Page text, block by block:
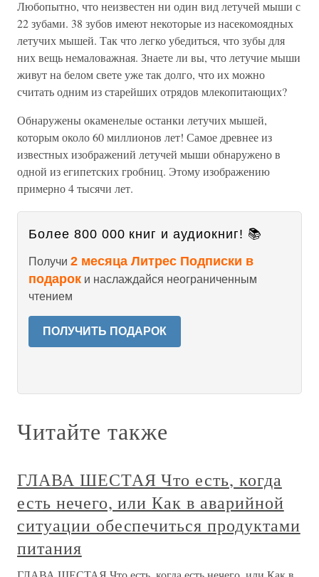
Любопытно, что неизвестен ни один вид летучей мыши с
22 зубами. 38 зубов имеют некоторые из насекомоядных
летучих мышей. Так что легко убедиться, что зубы для
них вещь немаловажная. Знаете ли вы, что летучие мыши
живут на белом свете уже так долго, что их можно
считать одним из старейших отрядов млекопитающих?
Обнаружены окаменелые останки летучих мышей,
которым около 60 миллионов лет! Самое древнее из
известных изображений летучей мыши обнаружено в
одной из египетских гробниц. Этому изображению
примерно 4 тысячи лет.
Более 800 000 книг и аудиокниг! 📚
Получи 2 месяца Литрес Подписки в
подарок и наслаждайся неограниченным
чтением
ПОЛУЧИТЬ ПОДАРОК
Читайте также
ГЛАВА ШЕСТАЯ Что есть, когда
есть нечего, или Как в аварийной
ситуации обеспечиться продуктами
питания